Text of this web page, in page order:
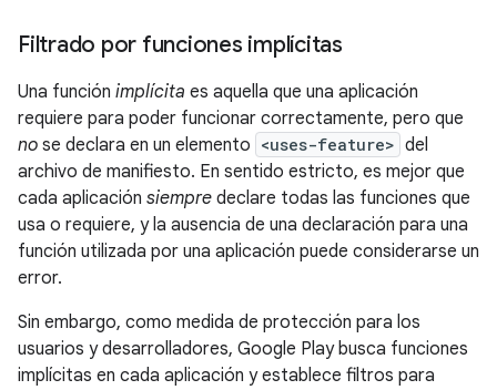
Filtrado por funciones implícitas
Una función implícita es aquella que una aplicación
requiere para poder funcionar correctamente, pero que
no se declara en un elemento <uses-feature> del
archivo de manifiesto. En sentido estricto, es mejor que
cada aplicación siempre declare todas las funciones que
usa o requiere, y la ausencia de una declaración para una
función utilizada por una aplicación puede considerarse un
error.
Sin embargo, como medida de protección para los
usuarios y desarrolladores, Google Play busca funciones
implícitas en cada aplicación y establece filtros para